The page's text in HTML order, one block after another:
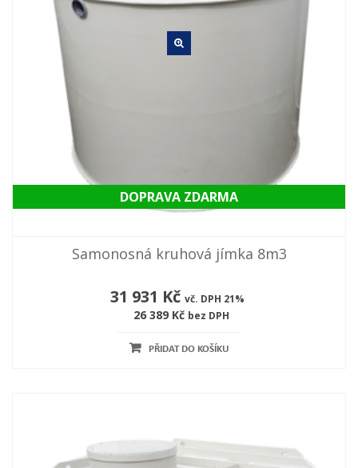
DOPRAVA ZDARMA
Samonosná kruhová jímka 8m3
31 931 Kč vč. DPH 21%
26 389 Kč bez DPH
PŘIDAT DO KOŠÍKU